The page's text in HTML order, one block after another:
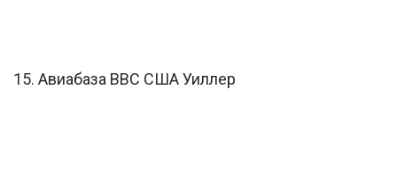
15. Авиабаза ВВС США Уиллер